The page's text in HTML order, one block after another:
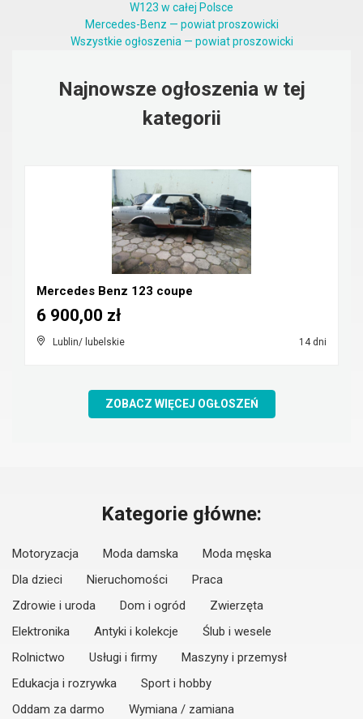
W123 w całej Polsce
Mercedes-Benz — powiat proszowicki
Wszystkie ogłoszenia — powiat proszowicki
Najnowsze ogłoszenia w tej
kategorii
Mercedes Benz 123 coupe
Lublin/ lubelskie 14 dni
6 900,00 zł
ZOBACZ WIĘCEJ OGŁOSZEŃ
Kategorie główne:
Motoryzacja Moda damska
Moda męska
Dla dzieci
Nieruchomości
Praca
Zdrowie i uroda
Dom i ogród
Zwierzęta
Elektronika
Antyki i kolekcje
Ślub i wesele
Rolnictwo
Usługi i firmy
Maszyny i przemysł
Edukacja i rozrywka
Sport i hobby
Oddam za darmo
Wymiana / zamiana